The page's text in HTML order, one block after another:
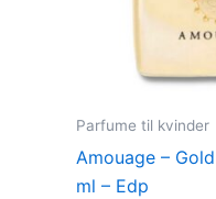
Parfume til kvinder
Amouage –
ml – Edp